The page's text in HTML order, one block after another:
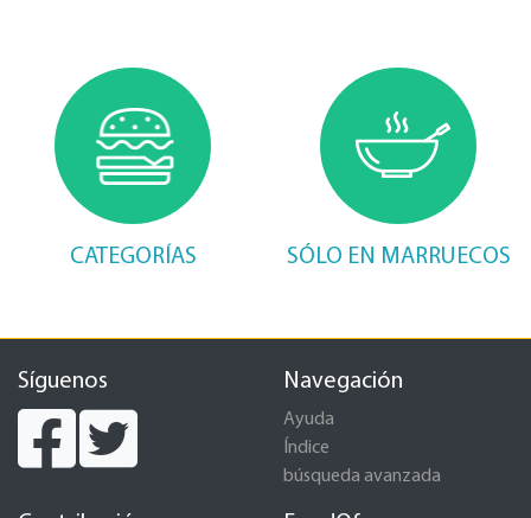
CATEGORÍAS SÓLO EN MARRUECOS
Síguenos Navegación
Ayuda
Índice
búsqueda avanzada